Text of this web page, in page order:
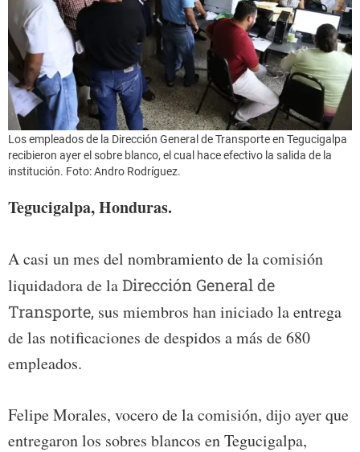
Los empleados de la Dirección General de Transporte en Tegucigalpa
recibieron ayer el sobre blanco, el cual hace efectivo la salida de la
institución. Foto: Andro Rodríguez.
Tegucigalpa, Honduras.
A casi un mes del nombramiento de la comisión
liquidadora de laDirección General de
Transporte, sus miembros han iniciado la entrega
de las notificaciones de despidos a más de 680
empleados.
Felipe Morales, vocero de la comisión, dijo ayer que
entregaron los sobres blancos en Tegucigalpa,